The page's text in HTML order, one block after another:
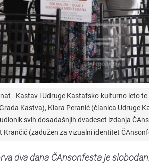
- Kastav i Udruge Kastafsko kulturno leto
Kastva), Klara Peranić (članica Udruge
svih dosadašnjih dvadeset izdanja
(zadužen za vizualni identitet
dva dana ČAnsonfesta je slobodan.